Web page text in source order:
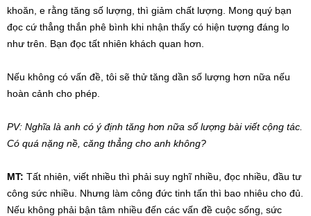
khoăn, e rằng tăng số lượng, thì giảm chất lượng. Mong quý bạn
đọc cứ thẳng thắn phê bình khi nhận thấy có hiện tượng đáng lo
như trên. Bạn đọc tất nhiên khách quan hơn.
Nếu không có vấn đề, tôi sẽ thử tăng dần số lượng hơn nữa nếu
hoàn cảnh cho phép.
PV: Nghĩa là anh có ý định tăng hơn nữa số lượng bài viết cộng tác.
Có quá nặng nề, căng thẳng cho anh không?
MT: Tất nhiên, viết nhiều thì phải suy nghĩ nhiều, đọc nhiều, đầu tư
công sức nhiều. Nhưng làm công đức tinh tấn thì bao nhiêu cho đủ.
Nếu không phải bận tâm nhiều đến các vấn đề cuộc sống, sức